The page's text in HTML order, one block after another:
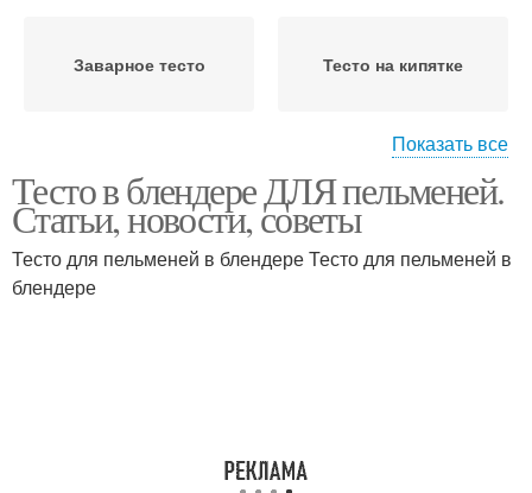
Заварное тесто Тесто на кипятке
Идеальное тесто
Тесто для домашних
пельменей
Показать все
Тесто в блендере ДЛЯ пельменей.
Статьи, новости, советы
Тесто для пельменей в блендере Тесто для пельменей в
блендере